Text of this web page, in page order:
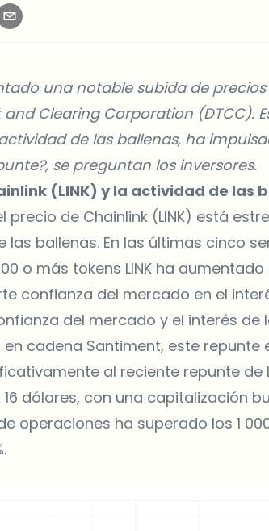
una notable subida de
Clearing Corporation (DTCC).
de las ballenas, ha
se preguntan los inversores.
(LINK) y la actividad de las
precio de Chainlink (LINK) está
ballenas. En las últimas cinco
o más tokens LINK ha
confianza del mercado en el
del mercado y el interés de
cadena Santiment, este repunte
al reciente repunte de
16 dólares, con una capitalización
operaciones ha superado los 1